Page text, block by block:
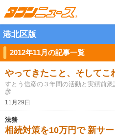
港北区版
2012年11月の記事一覧
やってきたこと、そしてこ
すとう信彦の３年間の活動と実績前
彦
11月29日
法務
相続対策を10万円で 新サ